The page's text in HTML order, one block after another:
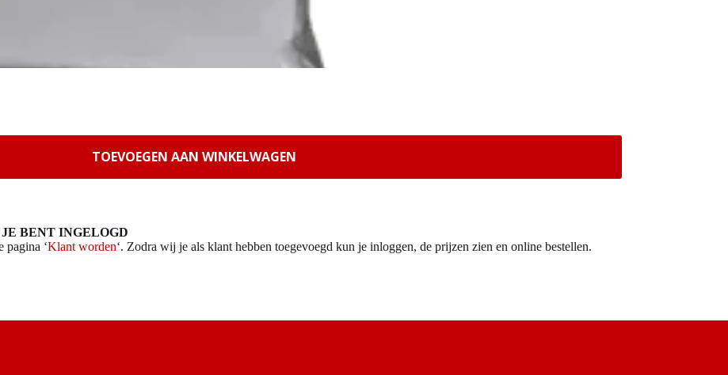
TOEVOEGEN AAN WINKELWAGEN
BENT INGELOGD
pagina ‘Klant worden‘. Zodra wij je als klant hebben toegevoegd kun je inloggen, de prijzen zien en online bestellen.